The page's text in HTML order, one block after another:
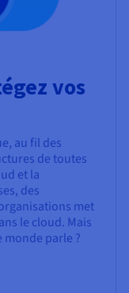
vos
au fil des
de toutes
et la
des
met
le cloud. Mais
monde parle ?